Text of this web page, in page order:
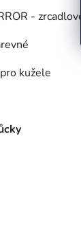
- zrcadlové
kužele